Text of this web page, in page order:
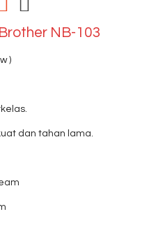
NB-103
)
dan tahan lama.